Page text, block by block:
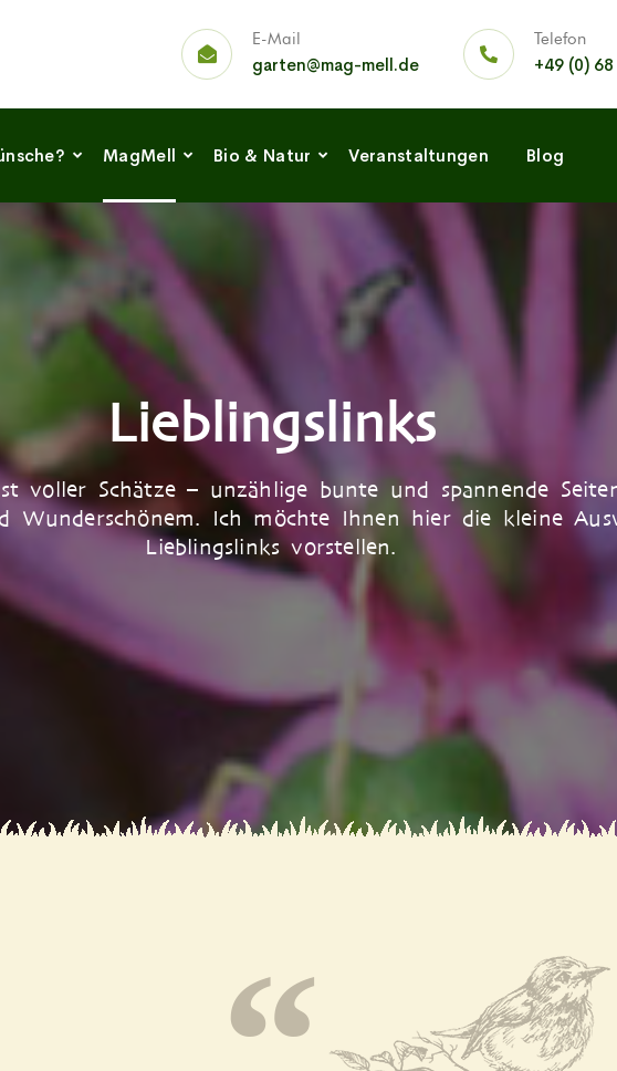
E-Mail
garten@mag-mell.de
Telefon
+49 (0)
MagMell Bio & Natur Veranstaltungen Blog
Lieblingslinks
voller Schätze – unzählige bunte und spannende
Wunderschönem. Ich möchte Ihnen hier die kleine
Lieblingslinks vorstellen.